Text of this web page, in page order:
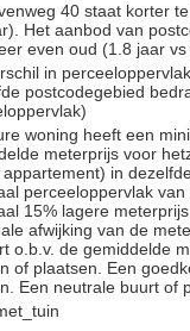
40 staat korter
Het aanbod van
even oud (1.8 jaar vs
in
postcodegebied
woning heeft een
meterprijs voor
in
perceeloppervlak
15% lagere
afwijking van de
o.b.v. de gemiddelde
of plaatsen. Een
Een neutrale buurt of